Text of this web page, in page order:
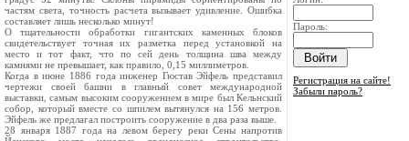
частям света, точность расчета вызывает удивление. Ошибка
составляет лишь несколько минут!
О тщательности обработки гигантских каменных блоков
свидетельствует точная их разметка перед установкой на
место и тот факт, что по сей день толщина шва между
камнями не превышает, как правило, 0,15 миллиметров.
Когда в июне 1886 года инженер Гюстав Эйфель представил
чертежи своей башни в главный совет международной
выставки, самым высоким сооружением в мире был Кельнский
собор, который вместе со шпилем вытянулся на 156 метров.
Эйфель же предлагал построить сооружение в два раза выше.
28 января 1887 года на левом берегу реки Сены напротив
Пароль:
Регистрация на сайте!
Забыли пароль?